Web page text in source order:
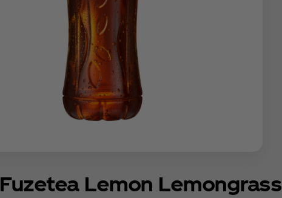
Fuzetea Lemon Lemongrass